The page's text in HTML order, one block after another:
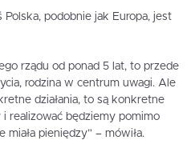
Polska, podobnie jak Europa, jest
rządu od ponad 5 lat, to przede
rodzina w centrum uwagi. Ale
działania, to są konkretne
realizować będziemy pomimo
pieniędzy” – mówiła.